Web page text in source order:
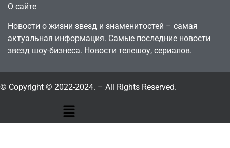
О сайте
Новости о жизни звезд и знаменитостей – самая
актуальная информация. Самые последние новости
звезд шоу-бизнеса. Новости телешоу, сериалов.
© Copyright © 2022-2024. – All Rights Reserved.